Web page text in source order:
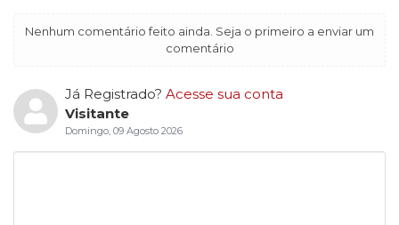
Nenhum comentário feito ainda. Seja o primeiro a enviar um
comentário
Já Registrado? Acesse sua conta
Visitante
Domingo, 09 Agosto 2026